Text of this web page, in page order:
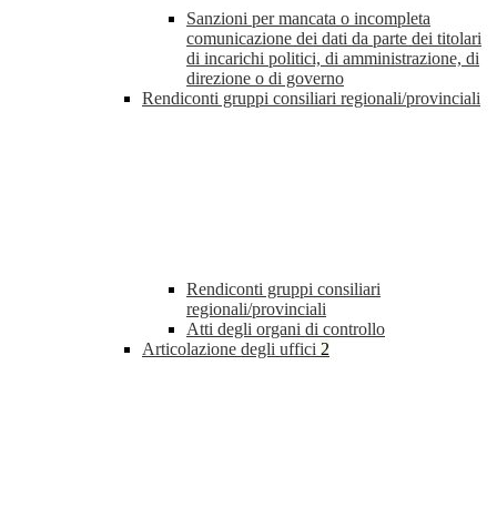
Sanzioni per mancata o incompleta
comunicazione dei dati da parte dei titolari
di incarichi politici, di amministrazione, di
direzione o di governo
Rendiconti gruppi consiliari regionali/provinciali
Rendiconti gruppi consiliari
regionali/provinciali
Atti degli organi di controllo
Articolazione degli uffici 2